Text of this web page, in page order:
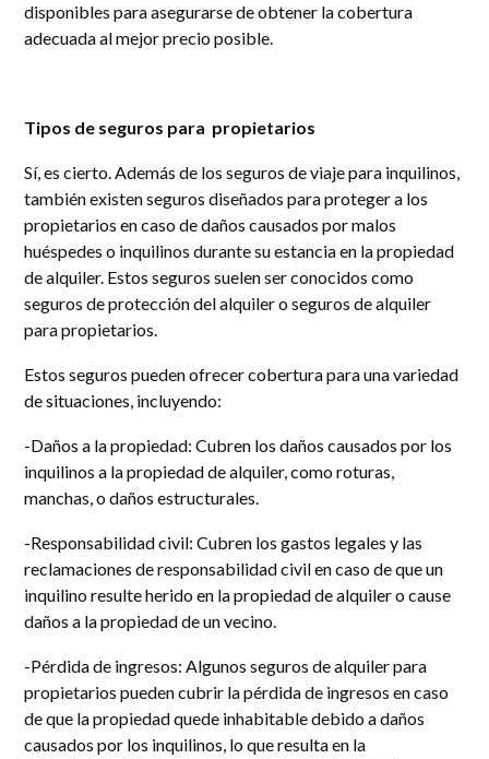
disponibles para asegurarse de obtener la cobertura
adecuada al mejor precio posible.
Tipos de seguros para propietarios
Sí, es cierto. Además de los seguros de viaje para inquilinos,
también existen seguros diseñados para proteger a los
propietarios en caso de daños causados por malos
huéspedes o inquilinos durante su estancia en la propiedad
de alquiler. Estos seguros suelen ser conocidos como
seguros de protección del alquiler o seguros de alquiler
para propietarios.
Estos seguros pueden ofrecer cobertura para una variedad
de situaciones, incluyendo:
-Daños a la propiedad: Cubren los daños causados por los
inquilinos a la propiedad de alquiler, como roturas,
manchas, o daños estructurales.
-Responsabilidad civil: Cubren los gastos legales y las
reclamaciones de responsabilidad civil en caso de que un
inquilino resulte herido en la propiedad de alquiler o cause
daños a la propiedad de un vecino.
-Pérdida de ingresos: Algunos seguros de alquiler para
propietarios pueden cubrir la pérdida de ingresos en caso
de que la propiedad quede inhabitable debido a daños
causados por los inquilinos, lo que resulta en la